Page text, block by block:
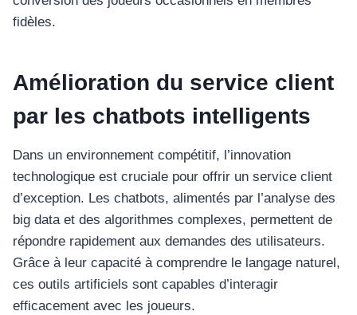
สินค้าตามแบรนด์
fidèles.
Amélioration du service client
par les chatbots intelligents
Dans un environnement compétitif, l’innovation
technologique est cruciale pour offrir un service client
d’exception. Les chatbots, alimentés par l’analyse des
big data et des algorithmes complexes, permettent de
répondre rapidement aux demandes des utilisateurs.
Grâce à leur capacité à comprendre le langage naturel,
ces outils artificiels sont capables d’interagir
efficacement avec les joueurs.